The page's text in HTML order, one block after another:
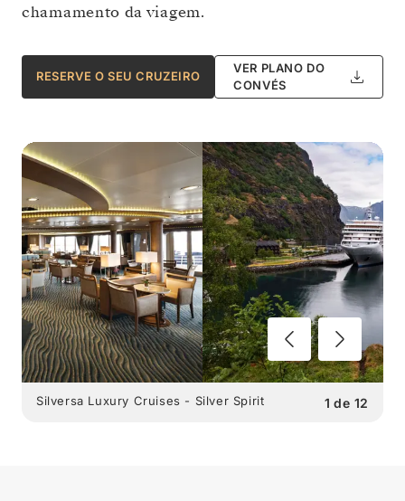
chamamento da viagem.
RESERVE O SEU CRUZEIRO
VER PLANO DO
CONVÉS
1 de 12
Silversa Luxury Cruises - Silver Spirit